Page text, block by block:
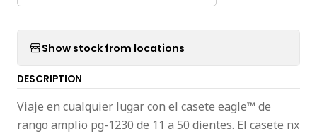
Show stock from locations
DESCRIPTION
Viaje en cualquier lugar con el casete eagle™ de
rango amplio pg-1230 de 11 a 50 dientes. El casete nx